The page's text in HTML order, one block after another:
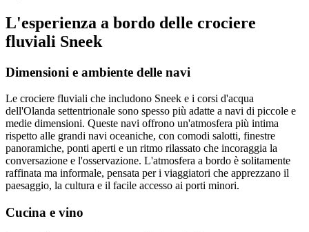
L'esperienza a bordo delle crociere
fluviali Sneek
Dimensioni e ambiente delle navi
Le crociere fluviali che includono Sneek e i corsi d'acqua
dell'Olanda settentrionale sono spesso più adatte a navi di piccole e
medie dimensioni. Queste navi offrono un'atmosfera più intima
rispetto alle grandi navi oceaniche, con comodi salotti, finestre
panoramiche, ponti aperti e un ritmo rilassato che incoraggia la
conversazione e l'osservazione. L'atmosfera a bordo è solitamente
raffinata ma informale, pensata per i viaggiatori che apprezzano il
paesaggio, la cultura e il facile accesso ai porti minori.
Cucina e vino